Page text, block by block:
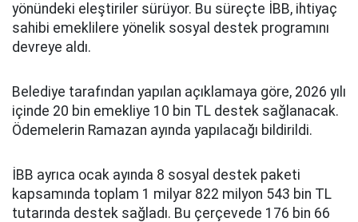
yönündeki eleştiriler sürüyor. Bu süreçte İBB, ihtiyaç
sahibi emeklilere yönelik sosyal destek programını
devreye aldı.
Belediye tarafından yapılan açıklamaya göre, 2026 yılı
içinde 20 bin emekliye 10 bin TL destek sağlanacak.
Ödemelerin Ramazan ayında yapılacağı bildirildi.
İBB ayrıca ocak ayında 8 sosyal destek paketi
kapsamında toplam 1 milyar 822 milyon 543 bin TL
tutarında destek sağladı. Bu çerçevede 176 bin 66